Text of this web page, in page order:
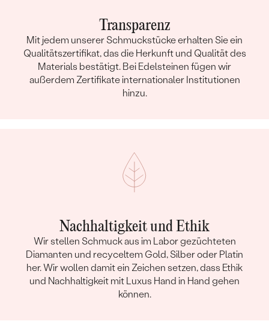
Transparenz
Mit jedem unserer Schmuckstücke erhalten Sie ein
Qualitätszertifikat, das die Herkunft und Qualität des
Materials bestätigt. Bei Edelsteinen fügen wir
außerdem Zertifikate internationaler Institutionen
hinzu.
Nachhaltigkeit und Ethik
Wir stellen Schmuck aus im Labor gezüchteten
Diamanten und recyceltem Gold, Silber oder Platin
her. Wir wollen damit ein Zeichen setzen, dass Ethik
und Nachhaltigkeit mit Luxus Hand in Hand gehen
können.